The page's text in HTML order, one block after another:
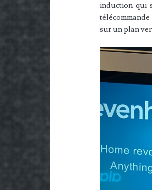
induction qui
sur un plan